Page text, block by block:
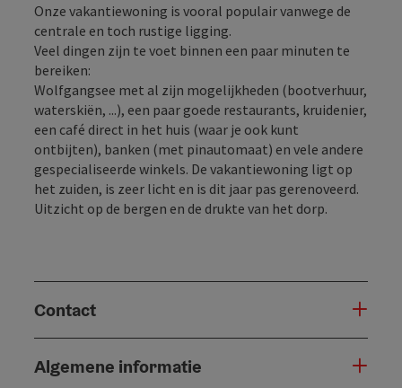
Onze vakantiewoning is vooral populair vanwege de
centrale en toch rustige ligging.
Veel dingen zijn te voet binnen een paar minuten te
bereiken:
Wolfgangsee met al zijn mogelijkheden (bootverhuur,
waterskiën, ...), een paar goede restaurants, kruidenier,
een café direct in het huis (waar je ook kunt
ontbijten), banken (met pinautomaat) en vele andere
gespecialiseerde winkels. De vakantiewoning ligt op
het zuiden, is zeer licht en is dit jaar pas gerenoveerd.
Uitzicht op de bergen en de drukte van het dorp.
Contact
Algemene informatie